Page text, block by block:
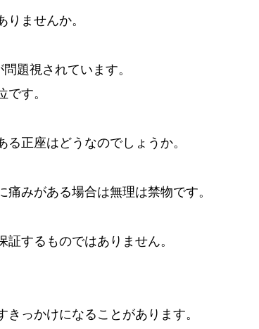
ませんか。
題視されています。
す。
正座はどうなのでしょうか。
みがある場合は無理は禁物です。
するものではありません。
っかけになることがあります。